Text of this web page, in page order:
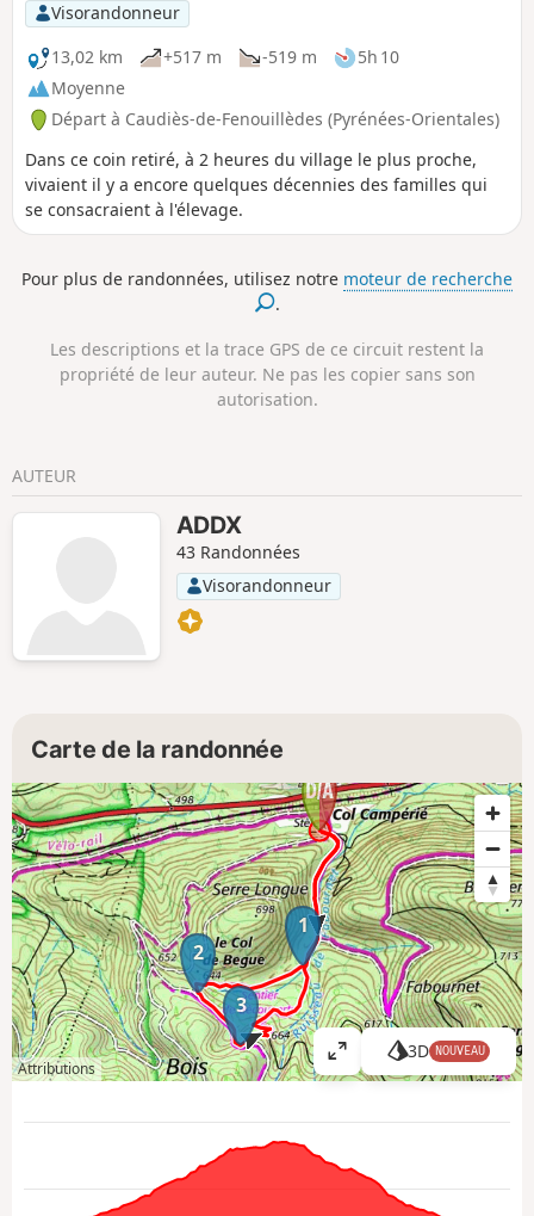
Visorandonneur
13,02 km
+517 m -519 m
5h 10
Moyenne
Départ à Caudiès-de-Fenouillèdes (Pyrénées-Orientales)
Dans ce coin retiré, à 2 heures du village le plus proche,
vivaient il y a encore quelques décennies des familles qui
se consacraient à l'élevage.
Pour plus de randonnées, utilisez notre moteur de recherche
.
Les descriptions et la trace GPS de ce circuit restent la
propriété de leur auteur. Ne pas les copier sans son
autorisation.
AUTEUR
ADDX
43 Randonnées
Visorandonneur
Carte de la randonnée
1
2
3
Attributions
A
ff
h
3D NOUVEAU